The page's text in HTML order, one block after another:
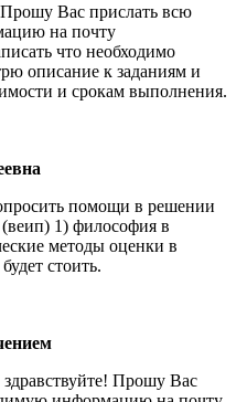
Прошу Вас прислать всю
на почту
что необходимо
описание к заданиям и
и срокам выполнения.
помощи в решении
1) философия в
методы оценки в
стоить.
Прошу Вас